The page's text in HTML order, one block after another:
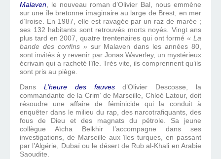
Malaven, le nouveau roman d’Olivier Bal, nous emmène
sur une île bretonne imaginaire au large de Brest, en mer
d’Iroise. En 1987, elle est ravagée par un raz de marée ;
ses 132 habitants sont retrouvés morts noyés. Vingt ans
plus tard en 2007, quatre trentenaires qui ont formé« La
bande des confins » sur Malaven dans les années 80,
sont invités à y revenir par Jonas Waverley, un mystérieux
écrivain qui a racheté l’île. Très vite, ils comprennent qu’ils
sont pris au piège.
Dans L’heure des fauves
d’Olivier Descosse, la
commandante de la Crim’ de Marseille, Chloé Latour, doit
résoudre une affaire de féminicide qui la conduit à
enquêter dans le milieu du rap, des narcotrafiquants, des
fous de Dieu et des magnats du pétrole. Sa jeune
collègue Aïcha Belkhir l’accompagne dans ses
investigations, de Marseille aux îles turques, en passant
par l’Algérie, Dubaï ou le désert de Rub al-Khali en Arabie
Saoudite.